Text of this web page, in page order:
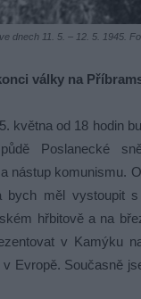
dnech 11. 5. – 12. 5. 1945.
války na
května od 18 hodin
Poslanecké
nástup komunismu.
bych měl vystoupit
hřbitově a na
v Kamýku
Evropě. Současně